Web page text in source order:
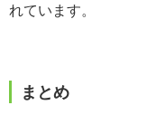
れています。
まとめ